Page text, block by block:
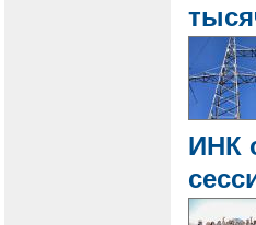
ИНК